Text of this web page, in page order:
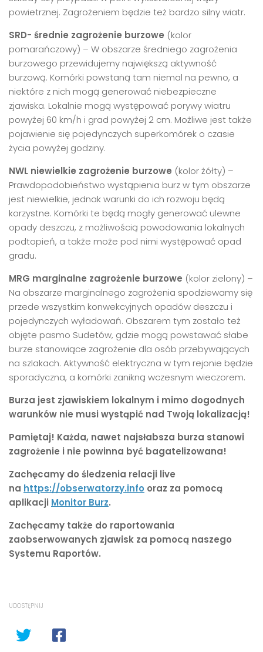
powietrznej. Zagrożeniem będzie też bardzo silny wiatr.
SRD- średnie zagrożenie burzowe (kolor
pomarańczowy) – W obszarze średniego zagrożenia
burzowego przewidujemy największą aktywność
burzową. Komórki powstaną tam niemal na pewno, a
niektóre z nich mogą generować niebezpieczne
zjawiska. Lokalnie mogą występować porywy wiatru
powyżej 60 km/h i grad powyżej 2 cm. Możliwe jest także
pojawienie się pojedynczych superkomórek o czasie
życia powyżej godziny.
NWL niewielkie zagrożenie burzowe (kolor żółty) –
Prawdopodobieństwo wystąpienia burz w tym obszarze
jest niewielkie, jednak warunki do ich rozwoju będą
korzystne. Komórki te będą mogły generować ulewne
opady deszczu, z możliwością powodowania lokalnych
podtopień, a także może pod nimi występować opad
gradu.
MRG marginalne zagrożenie burzowe (kolor zielony) –
Na obszarze marginalnego zagrożenia spodziewamy się
przede wszystkim konwekcyjnych opadów deszczu i
pojedynczych wyładowań. Obszarem tym zostało też
objęte pasmo Sudetów, gdzie mogą powstawać słabe
burze stanowiące zagrożenie dla osób przebywających
na szlakach. Aktywność elektryczna w tym rejonie będzie
sporadyczna, a komórki zanikną wczesnym wieczorem.
Burza jest zjawiskiem lokalnym i mimo dogodnych
warunków nie musi wystąpić nad Twoją lokalizacją!
Pamiętaj! Każda, nawet najsłabsza burza stanowi
zagrożenie i nie powinna być bagatelizowana!
Zachęcamy do śledzenia relacji live
na https://obserwatorzy.info oraz za pomocą
aplikacji Monitor Burz.
Zachęcamy także do raportowania
zaobserwowanych zjawisk za pomocą naszego
Systemu Raportów.
UDOSTĘPNIJ